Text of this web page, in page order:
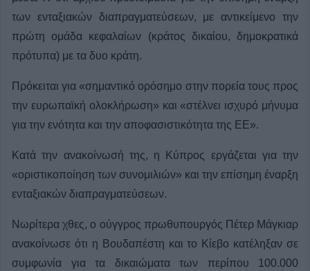
των ενταξιακών διαπραγματεύσεων, με αντικείμενο την
πρώτη ομάδα κεφαλαίων (κράτος δικαίου, δημοκρατικά
πρότυπα) με τα δυο κράτη.
Πρόκειται για «σημαντικό ορόσημο στην πορεία τους προς
την ευρωπαϊκή ολοκλήρωση» και «στέλνει ισχυρό μήνυμα
για την ενότητα και την αποφασιστικότητα της ΕΕ».
Κατά την ανακοίνωσή της, η Κύπρος εργάζεται για την
«οριστικοποίηση των συνομιλιών» και την επίσημη έναρξη
ενταξιακών διαπραγματεύσεων.
Νωρίτερα χθες, ο ούγγρος πρωθυπουργός Πέτερ Μάγκιαρ
ανακοίνωσε ότι η Βουδαπέστη και το Κίεβο κατέληξαν σε
συμφωνία για τα δικαιώματα των περίπου 100.000